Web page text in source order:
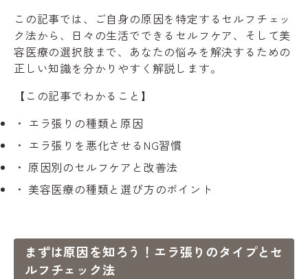
この記事では、ご自身の原因を特定するセルフチェッ
ク法から、日々の生活でできるセルフケア、そして美
容医療の選択肢まで、あなたの悩みを解決するための
正しい知識を分かりやすく解説します。
【この記事でわかること】
エラ張りの種類と原因
エラ張りを悪化させるNG習慣
原因別のセルフケアと改善法
美容医療の種類と選び方のポイント
まずは原因を知ろう！エラ張りのタイプとセ
ルフチェック法